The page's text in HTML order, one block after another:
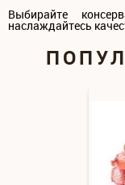
Выбирайте
наслаждайтесь